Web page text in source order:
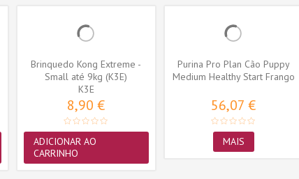
Brinquedo Kong Extreme -
Small até 9kg (K3E)
K3E
8,90 €
ADICIONAR AO
CARRINHO
Purina Pro Plan Cão Puppy
Medium Healthy Start Frango
56,07 €
MAIS